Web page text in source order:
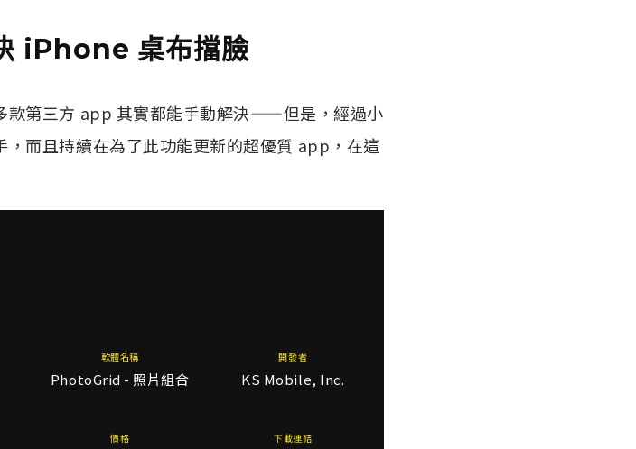
iPhone 桌布擋臉
款第三方 app 其實都能手動解決——但是，經過小
而且持續在為了此功能更新的超優質 app，在這
軟體名稱
PhotoGrid - 照片組合
開發者
KS Mobile, Inc.
價格 下載連結